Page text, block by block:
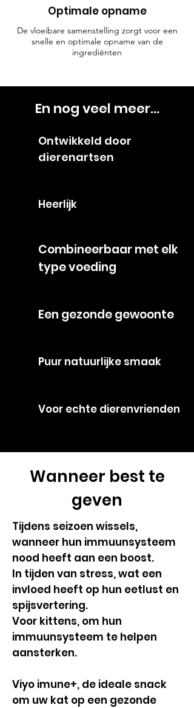
Optimale opname
De vloeibare samenstelling zorgt voor een
snelle en optimale opname van de
ingrediënten
En nog veel meer...
Ontwikkeld door
dierenartsen
Heerlijk
Combineerbaar met elk
type voeding
Een gezonde gewoonte
Puur natuurlijke smaak
Voor echte dierenvrienden
Wanneer best te
geven
Tijdens seizoen wissels,
wanneer hun immuunsysteem
nood heeft aan een boost.
In tijden van stress, wat een
invloed heeft op hun eetlust en
spijsvertering.
Voor kittens, om hun
immuunsysteem te helpen
aansterken.
Viyo imune+, de ideale snack
om uw kat op een gezonde